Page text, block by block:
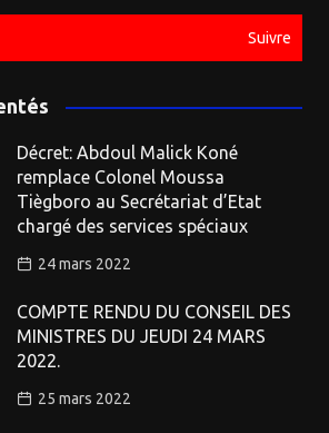
Suivre
Décret: Abdoul Malick Koné
remplace Colonel Moussa
Tiègboro au Secrétariat d’Etat
chargé des services spéciaux
24 mars 2022
COMPTE RENDU DU CONSEIL DES
MINISTRES DU JEUDI 24 MARS
2022.
25 mars 2022